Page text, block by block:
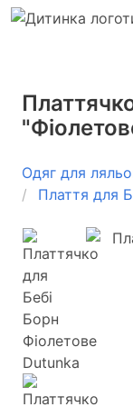
Одяг для
Плаття для